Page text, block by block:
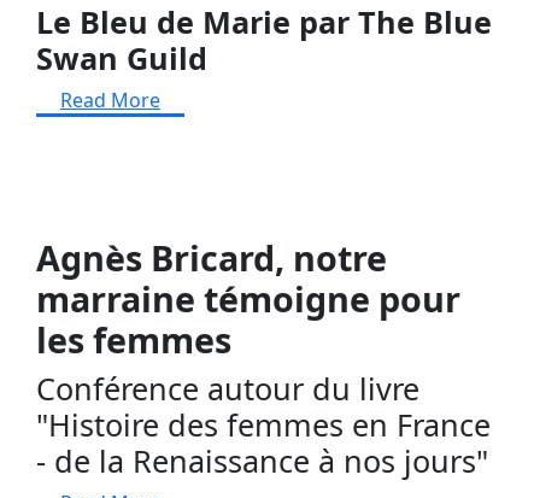
Le Bleu de Marie par The Blue
Swan Guild
Read More
Agnès Bricard, notre
marraine témoigne pour
les femmes
Conférence autour du livre
"Histoire des femmes en France
- de la Renaissance à nos jours"